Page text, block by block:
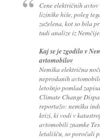
Cene električnih
lizinške hiše, poleg
zaželena, kot so bila
tudi analize iz Nemčije.
Kaj se je zgodilo v
avtomobilov
Nemška električna
neprodanih
letošnjo pomlad
Climate Change
reportažo: nemška
krizi, ki vodi v
avtomobili znamke
letališču, so poročali